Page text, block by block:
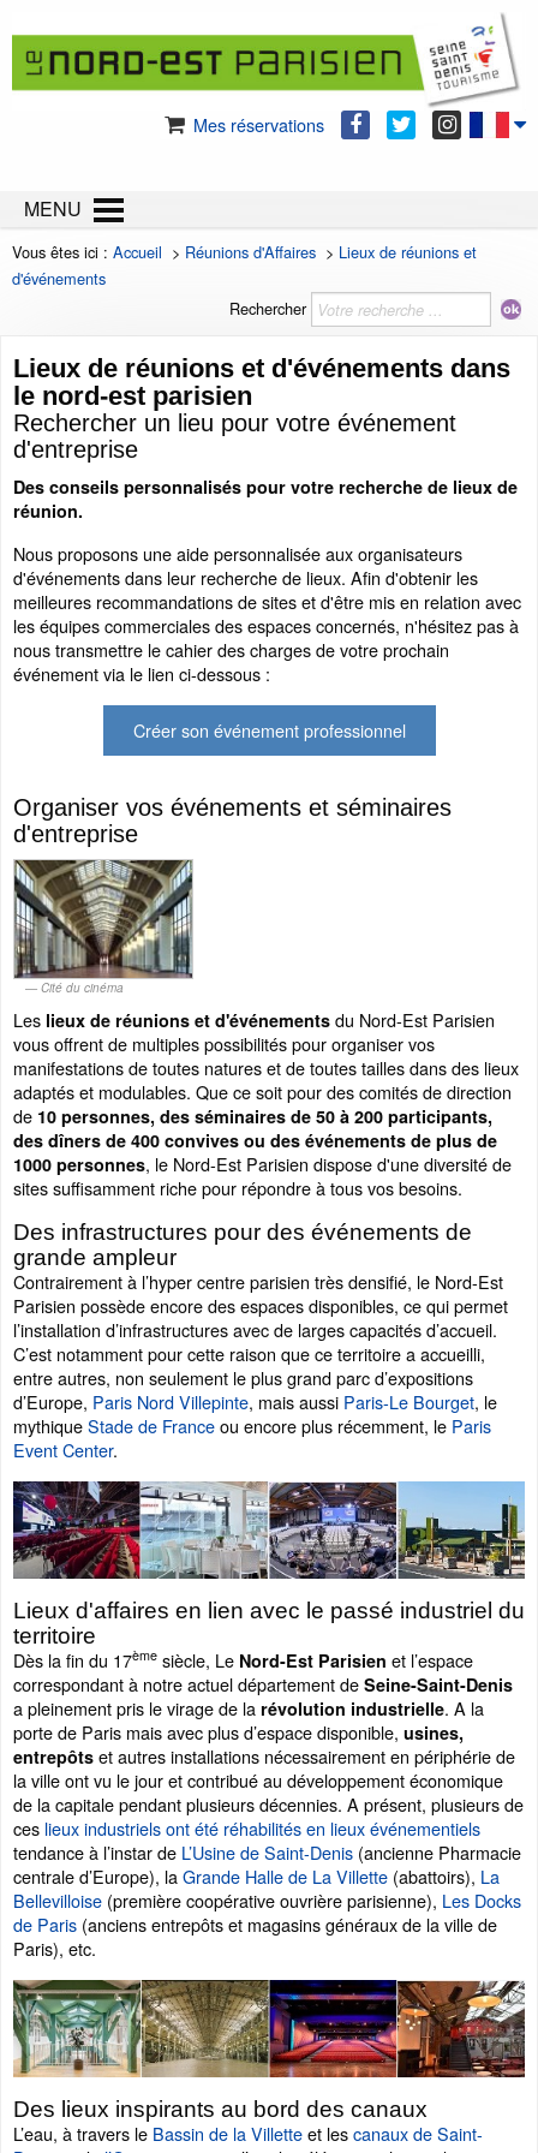
Mes réservations
MENU
Vous êtes ici : Accueil > Réunions d'Affaires > Lieux de réunions et
d'événements
Rechercher
Lieux de réunions et d'événements dans
le nord-est parisien
Rechercher un lieu pour votre événement
d'entreprise
Des conseils personnalisés pour votre recherche de lieux de
réunion.
Nous proposons une aide personnalisée aux organisateurs
d'événements dans leur recherche de lieux. Afin d'obtenir les
meilleures recommandations de sites et d'être mis en relation avec
les équipes commerciales des espaces concernés, n'hésitez pas à
nous transmettre le cahier des charges de votre prochain
événement via le lien ci-dessous :
Créer son événement professionnel
Organiser vos événements et séminaires
d'entreprise
Cité du cinéma
Les lieux de réunions et d'événements du Nord-Est Parisien
vous offrent de multiples possibilités pour organiser vos
manifestations de toutes natures et de toutes tailles dans des lieux
adaptés et modulables. Que ce soit pour des comités de direction
de 10 personnes, des séminaires de 50 à 200 participants,
des dîners de 400 convives ou des événements de plus de
1000 personnes, le Nord-Est Parisien dispose d'une diversité de
sites suffisamment riche pour répondre à tous vos besoins.
Des infrastructures pour des événements de
grande ampleur
Contrairement à l’hyper centre parisien très densifié, le Nord-Est
Parisien possède encore des espaces disponibles, ce qui permet
l’installation d’infrastructures avec de larges capacités d’accueil.
C’est notamment pour cette raison que ce territoire a accueilli,
entre autres, non seulement le plus grand parc d’expositions
d’Europe, Paris Nord Villepinte, mais aussi Paris-Le Bourget, le
mythiqueStade de Franceou encore plus récemment, le Paris
Event Center.
Lieux d'affaires en lien avec le passé industriel du
territoire
Dès la fin du 17ème siècle, Le Nord-Est Parisien et l’espace
correspondant à notre actuel département de Seine-Saint-Denis
a pleinement pris le virage de la révolution industrielle. A la
porte de Paris mais avec plus d’espace disponible, usines,
entrepôts et autres installations nécessairement en périphérie de
la ville ont vu le jour et contribué au développement économique
de la capitale pendant plusieurs décennies. A présent, plusieurs de
ces lieux industriels ont été réhabilités en lieux événementiels
tendance à l’instar de L’Usine de Saint-Denis (ancienne Pharmacie
centrale d’Europe), laGrande Halle de La Villette (abattoirs), La
Bellevilloise (première coopérative ouvrière parisienne), Les Docks
de Paris (anciens entrepôts et magasins généraux de la ville de
Paris), etc.
Des lieux inspirants au bord des canaux
L’eau, à travers le Bassin de la Villetteet lescanaux de Saint-